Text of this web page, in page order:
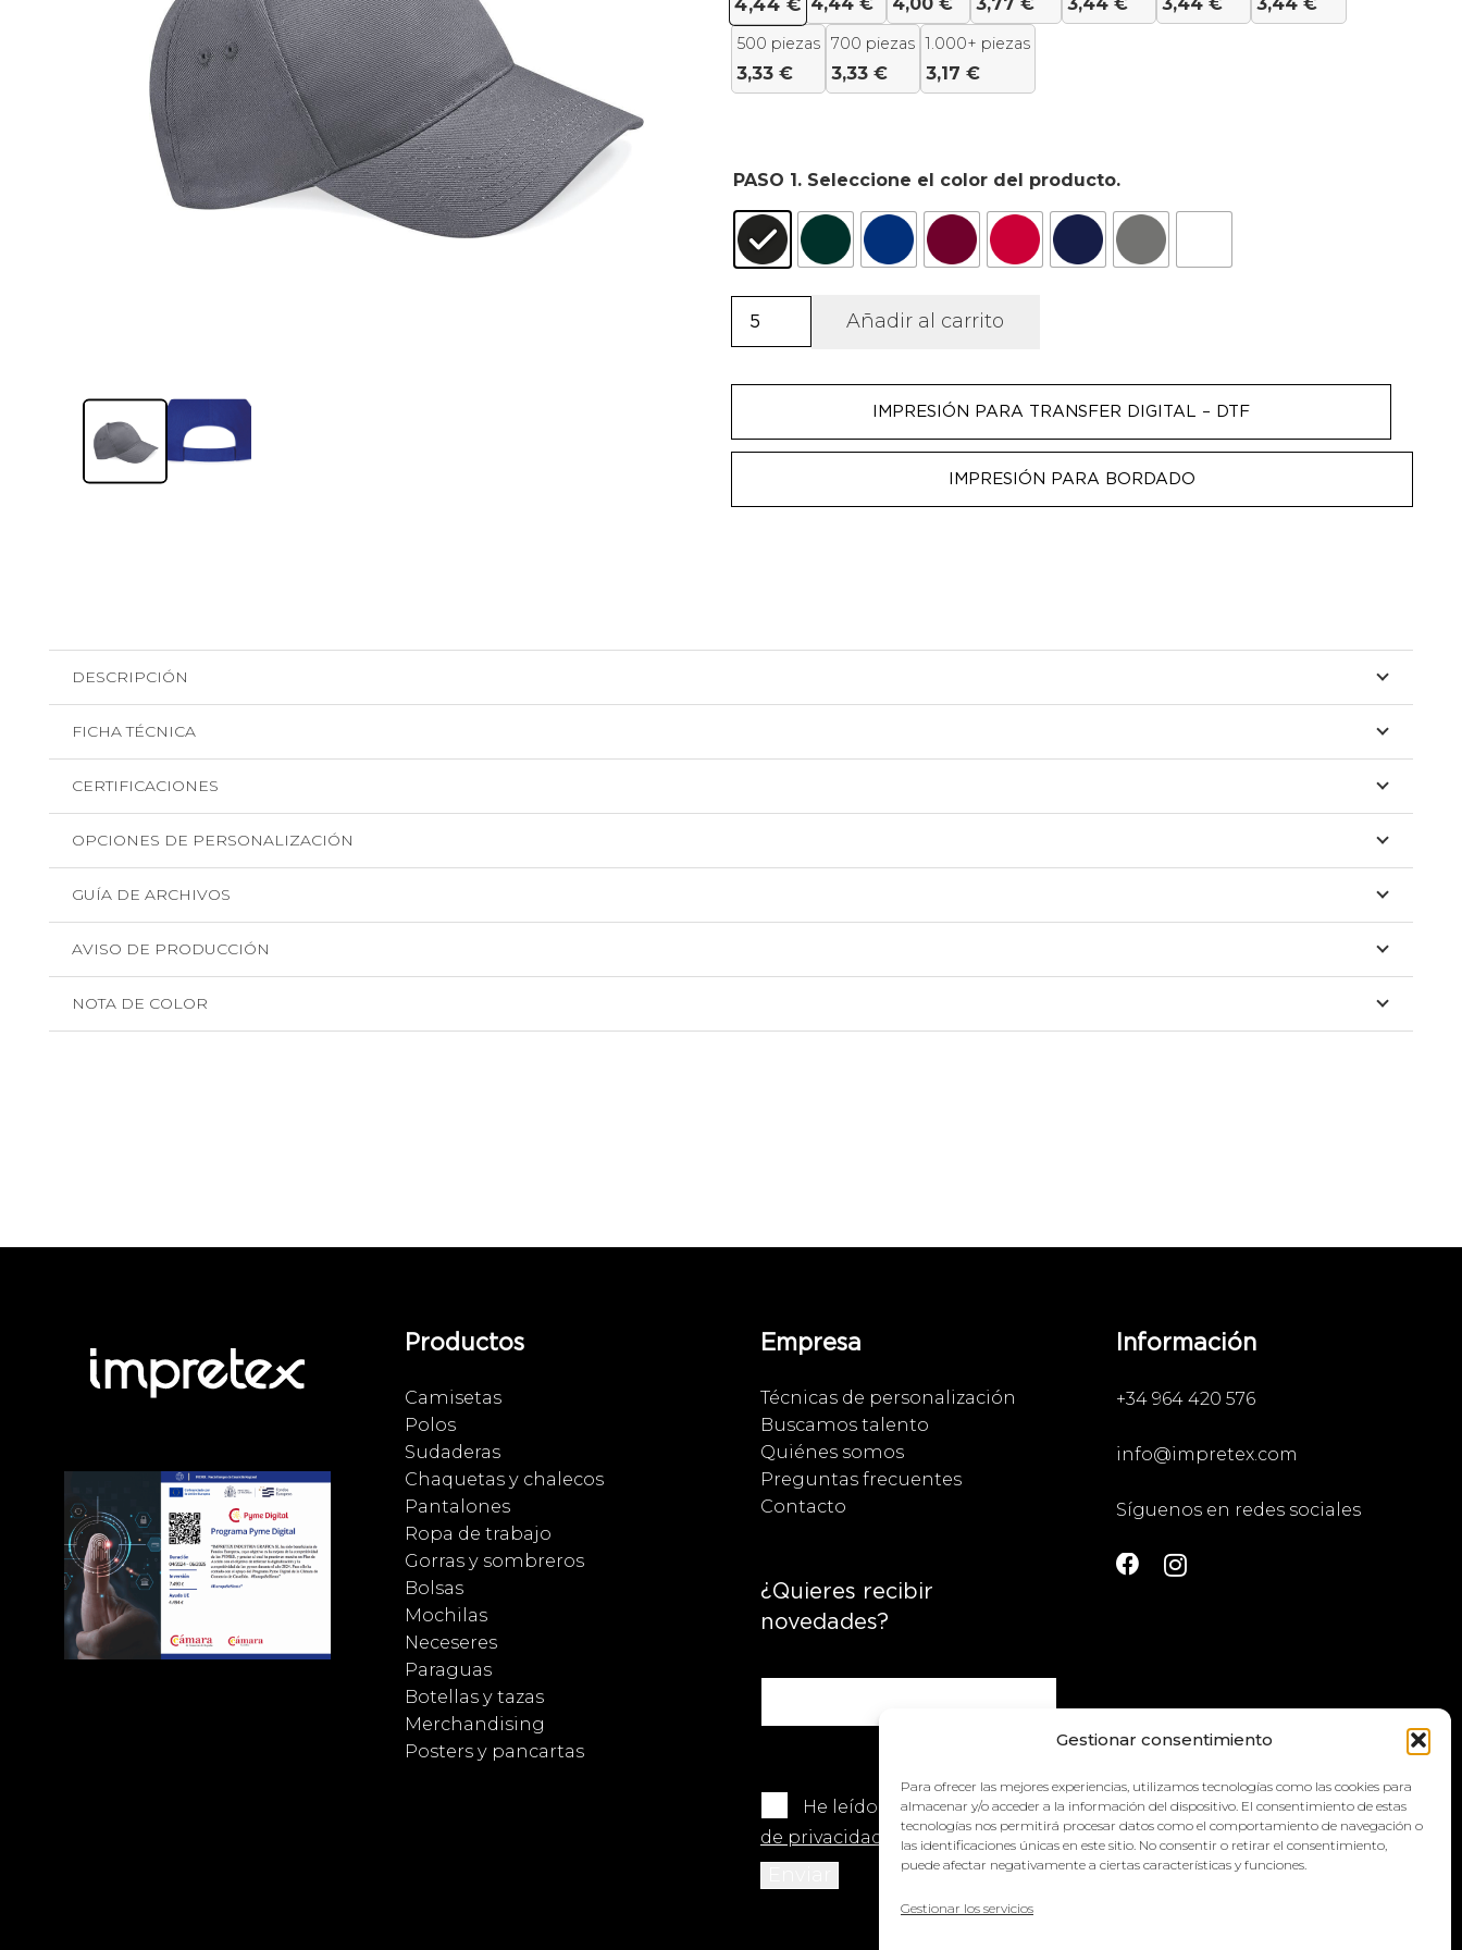
Gestionar consentimiento
Para ofrecer las mejores experiencias, utilizamos tecnologías como las cookies para
almacenar y/o acceder a la información del dispositivo. El consentimiento de estas
tecnologías nos permitirá procesar datos como el comportamiento de navegación o
las identificaciones únicas en este sitio. No consentir o retirar el consentimiento,
puede afectar negativamente a ciertas características y funciones.
Gestionar los servicios
4,44 €
500 piezas
3,33 €
700 piezas
3,33 €
1.000+ piezas
3,17 €
PASO 1. Seleccione el color del producto.
Gorra
de
Añadir al carrito
IMPRESIÓN PARA TRANSFER DIGITAL – DTF
IMPRESIÓN PARA BORDADO
DESCRIPCIÓN
FICHA TÉCNICA
CERTIFICACIONES
OPCIONES DE PERSONALIZACIÓN
GUÍA DE ARCHIVOS
AVISO DE PRODUCCIÓN
NOTA DE COLOR
Productos
Camisetas
Polos
Sudaderas
Chaquetas y chalecos
Pantalones
Ropa de trabajo
Gorras y sombreros
Bolsas
Mochilas
Neceseres
Paraguas
Botellas y tazas
Merchandising
Posters y pancartas
Empresa
Técnicas de personalización
Buscamos talento
Quiénes somos
Preguntas frecuentes
Contacto
¿Quieres recibir
novedades?
He leído y acepto lapolítica
de privacidad
Información
+34 964 420 576
info@impretex.com
Síguenos en redes sociales